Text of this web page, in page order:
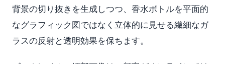
背景の切り抜きを生成しつつ、香水ボトルを平面的
なグラフィック図ではなく立体的に見せる繊細なガ
ラスの反射と透明効果を保ちます。